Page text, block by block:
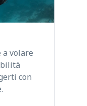
a volare
con